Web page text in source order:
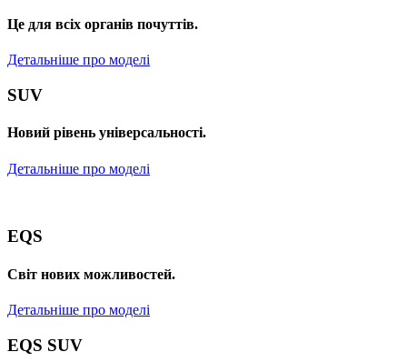
Це для всіх органів почуттів.
Детальніше про моделі
SUV
Новий рівень універсальності.
Детальніше про моделі
EQS
Cвіт нових можливостей.
Детальніше про моделі
EQS SUV